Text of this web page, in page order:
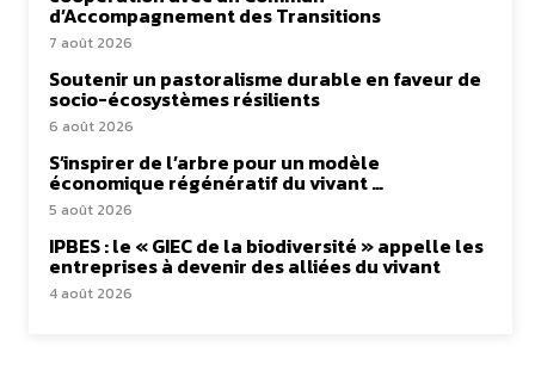
d’Accompagnement des Transitions
7 août 2026
Soutenir un pastoralisme durable en faveur de
socio-écosystèmes résilients
6 août 2026
S’inspirer de l’arbre pour un modèle
économique régénératif du vivant …
5 août 2026
IPBES : le « GIEC de la biodiversité » appelle les
entreprises à devenir des alliées du vivant
4 août 2026